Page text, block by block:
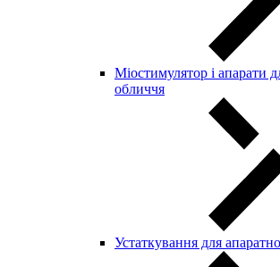
Міостимулятор і апарати
обличчя
Устаткування для